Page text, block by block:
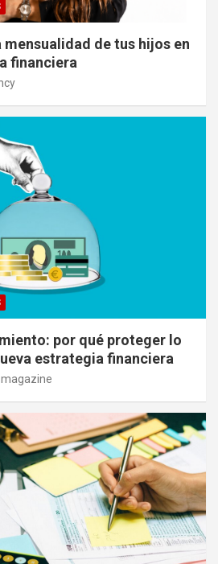
de tus hijos en
financiera
por qué proteger lo
estrategia financiera